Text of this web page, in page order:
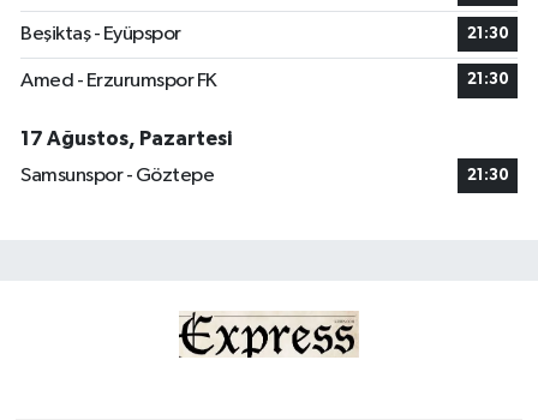
Beşiktaş - Eyüpspor 21:30
Amed - Erzurumspor FK 21:30
17 Ağustos, Pazartesi
Samsunspor - Göztepe
21:30